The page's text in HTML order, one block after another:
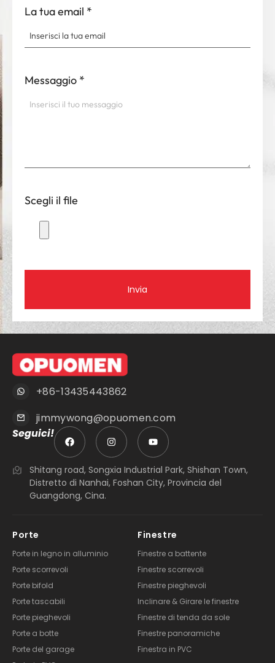
La tua email *
Messaggio *
Scegli il file
Invia
+86-13435443862
jimmywong@opuomen.com
Seguici!
Shitang road, Songxia Industrial Park, Shishan Town,
Distretto di Nanhai, Foshan City, Provincia del
Guangdong, Cina.
Porte
Porte in legno in alluminio
Porte scorrevoli
Porte bifold
Porte tascabili
Porte pieghevoli
Porte a botte
Porte del garage
Finestre
Finestre a battente
Finestre scorrevoli
Finestre pieghevoli
Inclinare & Girare le finestre
Finestre di tenda da sole
Finestre panoramiche
Finestra in PVC